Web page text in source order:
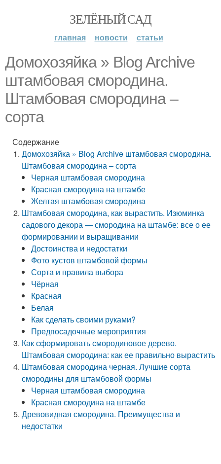
ЗЕЛЁНЫЙ САД
главная новости статьи
Домохозяйка » Blog Archive
штамбовая смородина.
Штамбовая смородина –
сорта
Содержание
Домохозяйка » Blog Archive штамбовая смородина.
Штамбовая смородина – сорта
Черная штамбовая смородина
Красная смородина на штамбе
Желтая штамбовая смородина
Штамбовая смородина, как вырастить. Изюминка
садового декора — смородина на штамбе: все о ее
формировании и выращивании
Достоинства и недостатки
Фото кустов штамбовой формы
Сорта и правила выбора
Чёрная
Красная
Белая
Как сделать своими руками?
Предпосадочные мероприятия
Как сформировать смородиновое дерево.
Штамбовая смородина: как ее правильно вырастить
Штамбовая смородина черная. Лучшие сорта
смородины для штамбовой формы
Черная штамбовая смородина
Красная смородина на штамбе
Древовидная смородина. Преимущества и
недостатки